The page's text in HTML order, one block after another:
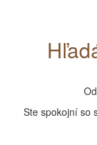
Ste spokojní so